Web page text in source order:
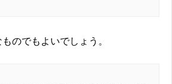
のでもよいでしょう。